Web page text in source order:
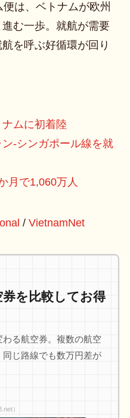
は、ベトナムが欧州
む一歩。就航が需要
を呼ぶ好循環が回り
ムに初着陸
-シンガポール線を就
月で1,060万人
/ VietnamNet
を比較してお得
る航空券。複数の航空
じ路線でも数万円差が
）